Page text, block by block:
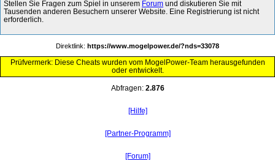
Stellen Sie Fragen zum Spiel in unserem Forum und diskutieren Sie mit
Tausenden anderen Besuchern unserer Website. Eine Registrierung ist nicht
erforderlich.
Direktlink: https://www.mogelpower.de/?nds=33078
Prüfvermerk: Diese Cheats wurden vom MogelPower-Team herausgefunden
oder entwickelt.
Abfragen: 2.876
[Hilfe]
[Partner-Programm]
[Forum]